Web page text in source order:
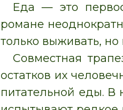
Еда — это
романе
только выживать,
Совместная
остатков их
питательной еды. В